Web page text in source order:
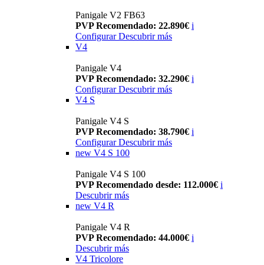
Panigale V2 FB63
PVP Recomendado: 22.890€ i
Configurar Descubrir más
V4
Panigale V4
PVP Recomendado: 32.290€ i
Configurar Descubrir más
V4 S
Panigale V4 S
PVP Recomendado: 38.790€ i
Configurar Descubrir más
new V4 S 100
Panigale V4 S 100
PVP Recomendado desde: 112.000€ i
Descubrir más
new V4 R
Panigale V4 R
PVP Recomendado: 44.000€ i
Descubrir más
V4 Tricolore